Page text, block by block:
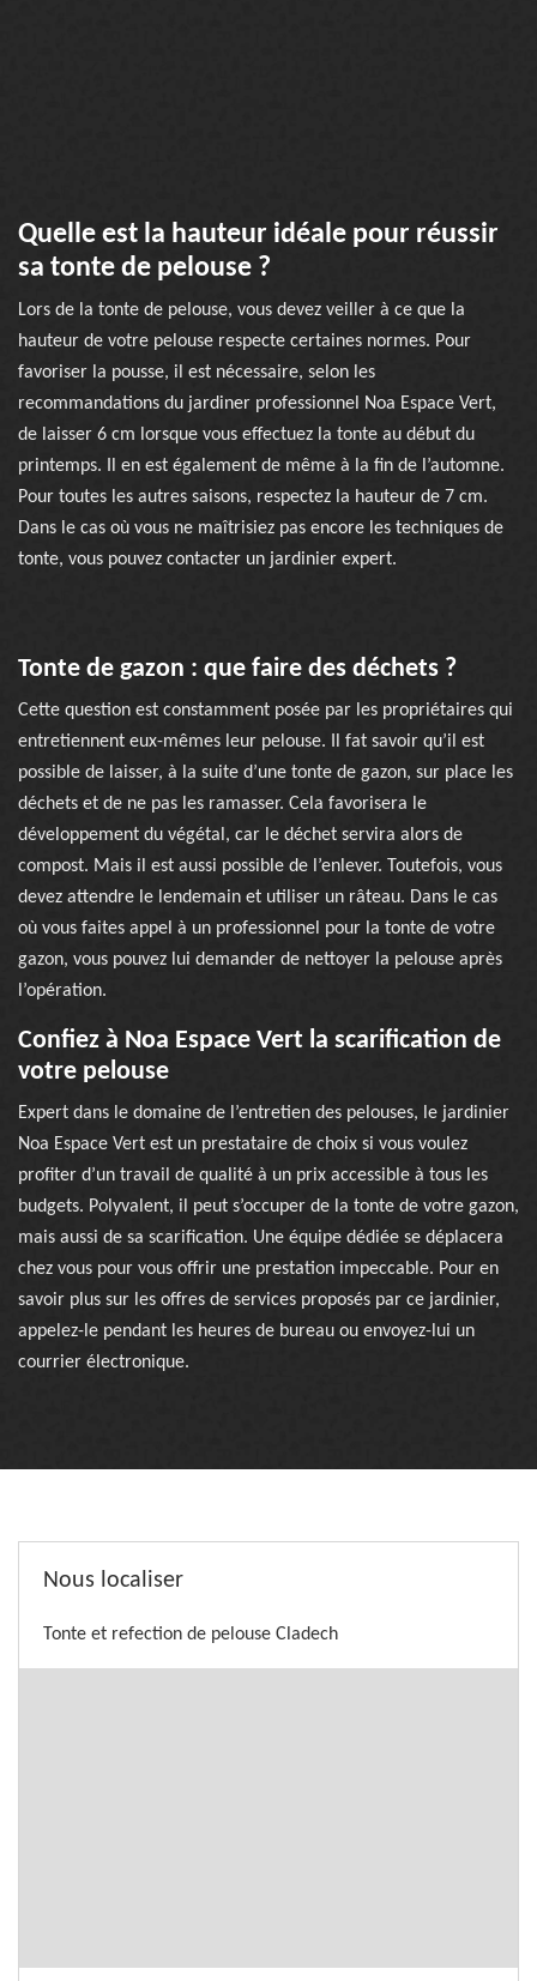
Quelle est la hauteur idéale pour réussir
sa tonte de pelouse ?
Lors de la tonte de pelouse, vous devez veiller à ce que la
hauteur de votre pelouse respecte certaines normes. Pour
favoriser la pousse, il est nécessaire, selon les
recommandations du jardiner professionnel Noa Espace Vert,
de laisser 6 cm lorsque vous effectuez la tonte au début du
printemps. Il en est également de même à la fin de l’automne.
Pour toutes les autres saisons, respectez la hauteur de 7 cm.
Dans le cas où vous ne maîtrisiez pas encore les techniques de
tonte, vous pouvez contacter un jardinier expert.
Tonte de gazon : que faire des déchets ?
Cette question est constamment posée par les propriétaires qui
entretiennent eux-mêmes leur pelouse. Il fat savoir qu’il est
possible de laisser, à la suite d’une tonte de gazon, sur place les
déchets et de ne pas les ramasser. Cela favorisera le
développement du végétal, car le déchet servira alors de
compost. Mais il est aussi possible de l’enlever. Toutefois, vous
devez attendre le lendemain et utiliser un râteau. Dans le cas
où vous faites appel à un professionnel pour la tonte de votre
gazon, vous pouvez lui demander de nettoyer la pelouse après
l’opération.
Confiez à Noa Espace Vert la scarification de
votre pelouse
Expert dans le domaine de l’entretien des pelouses, le jardinier
Noa Espace Vert est un prestataire de choix si vous voulez
profiter d’un travail de qualité à un prix accessible à tous les
budgets. Polyvalent, il peut s’occuper de la tonte de votre gazon,
mais aussi de sa scarification. Une équipe dédiée se déplacera
chez vous pour vous offrir une prestation impeccable. Pour en
savoir plus sur les offres de services proposés par ce jardinier,
appelez-le pendant les heures de bureau ou envoyez-lui un
courrier électronique.
Nous localiser
Tonte et refection de pelouse Cladech